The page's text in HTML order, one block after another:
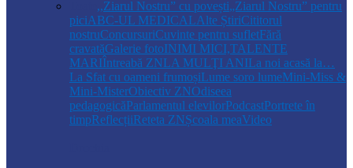
,,Ziarul Nostru” cu povești„Ziarul Nostru” pentru
piciABC-UL MEDICALAlte ȘtiriCititorul
nostruConcursuriCuvinte pentru sufletFără
cravatăGalerie fotoINIMI MICI,TALENTE
MARIÎntreabă ZNLA MULŢI ANILa noi acasă la…
La Sfat cu oameni frumoșiLume soro lumeMini-Miss &
Mini-MisterObiectiv ZNOdiseea
pedagogicăParlamentul elevilorPodcastPortrete în
timpReflecțiiReteta ZNȘcoala meaVideo